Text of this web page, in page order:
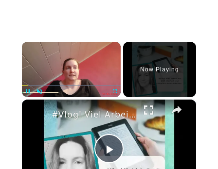
×
Unmute Fullscreen
Now Playing
×
Play
#Vlog! Viel Arbeit mit KDP. Einfach mal komplett durcharbeiten.